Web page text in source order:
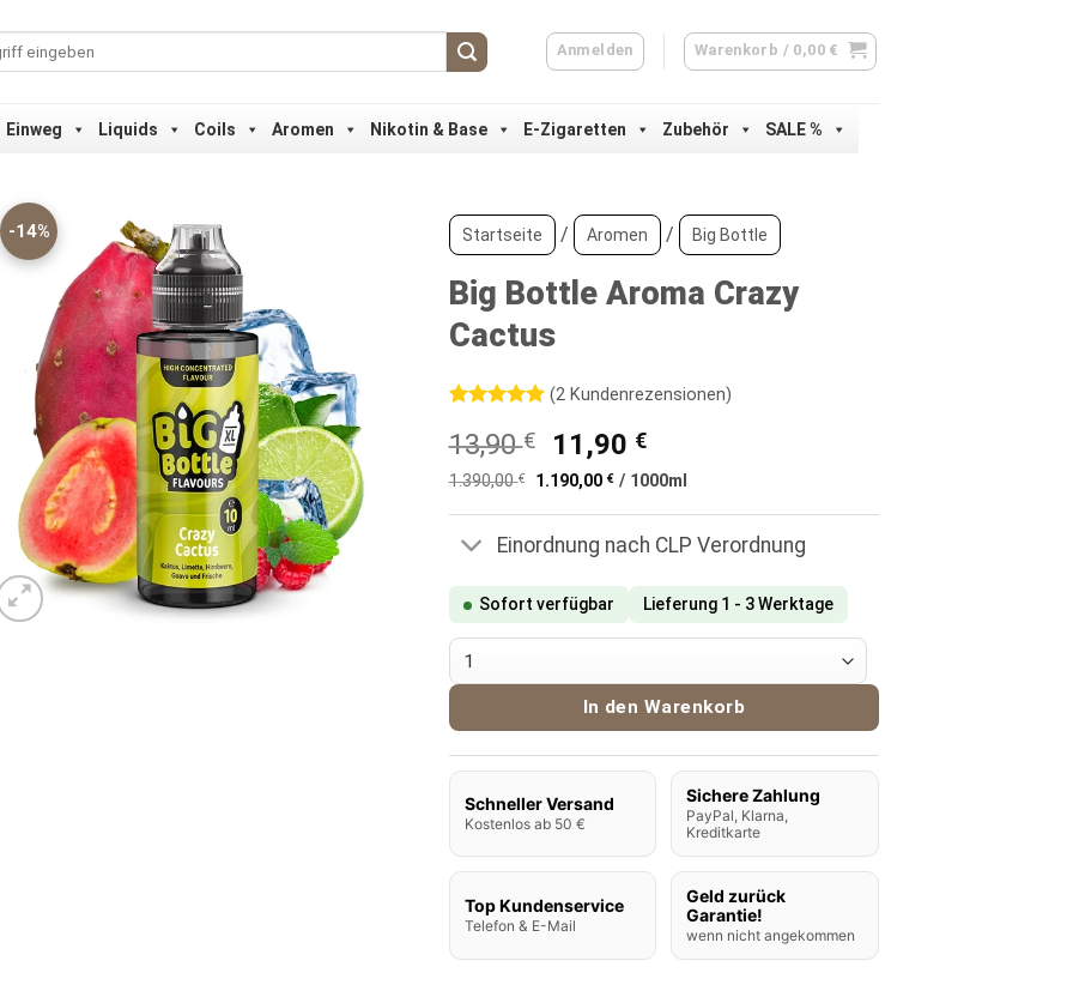
Anmelden Warenkorb / 0,00 €
Einweg Liquids Coils Aromen Nikotin & Base E-Zigaretten Zubehör SALE %
-14% Startseite / Aromen / Big Bottle
Big Bottle Aroma Crazy
Cactus
mit 5von
5, basierend
auf
(2 Kundenrezensionen)
13,90€
Ursprünglicher
Preis
war:
13,90 €
11,90 €Aktueller
Preis
11,90 €.
1.390,00€ 1.190,00 €/ 1000ml
Einordnung nach CLP Verordnung
Sofort verfügbar Lieferung 1 - 3 Werktage
Big Bottle Aroma Crazy Cactus Menge
In den Warenkorb
Schneller Versand
Kostenlos ab 50 €
Sichere Zahlung
PayPal, Klarna,
Kreditkarte
Top Kundenservice
Telefon & E-Mail
Geld zurück
Garantie!
wenn nicht angekommen